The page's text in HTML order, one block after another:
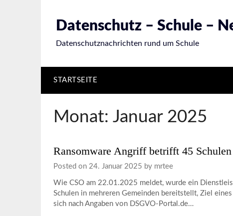
Datenschutz – Schule –
Datenschutznachrichten rund um Schule
STARTSEITE
Monat: Januar 2025
Ransomware Angriff betrifft 45
Posted on 24. Januar 2025 by mrtee
Wie CSO am 22.01.2025 meldet, wurde ein
Schulen in mehreren Gemeinden bereitstellt, Ziel
sich nach Angaben von DSGVO-Portal.de…